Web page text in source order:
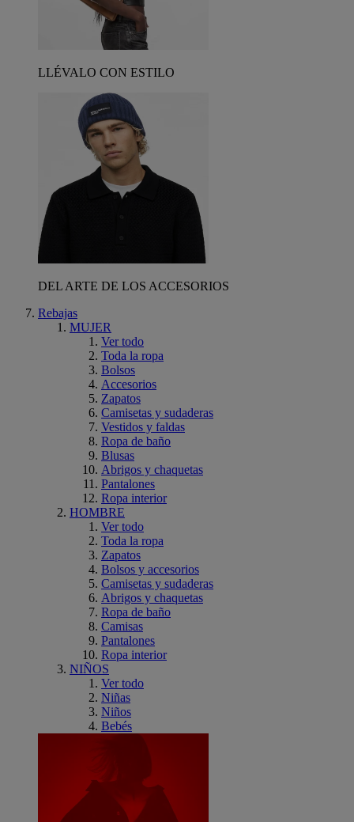
LLÉVALO CON ESTILO
DEL ARTE DE LOS ACCESORIOS
Rebajas
MUJER
Ver todo
Toda la ropa
Bolsos
Accesorios
Zapatos
Camisetas y sudaderas
Vestidos y faldas
Ropa de baño
Blusas
Abrigos y chaquetas
Pantalones
Ropa interior
HOMBRE
Ver todo
Toda la ropa
Zapatos
Bolsos y accesorios
Camisetas y sudaderas
Abrigos y chaquetas
Ropa de baño
Camisas
Pantalones
Ropa interior
NIÑOS
Ver todo
Niñas
Niños
Bebés